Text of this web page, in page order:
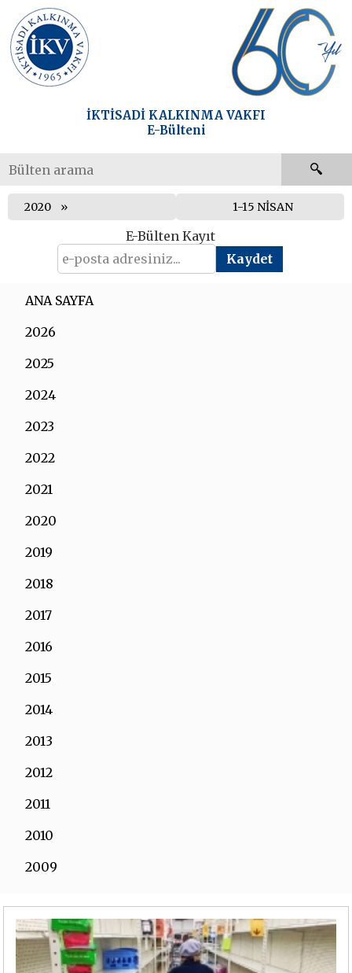
İKTİSADİ KALKINMA VAKFI
E-Bülteni
2020 1-15 NİSAN
E-Bülten Kayıt
ANA SAYFA
2026
2025
2024
2023
2022
2021
2020
2019
2018
2017
2016
2015
2014
2013
2012
2011
2010
2009
2007
2006